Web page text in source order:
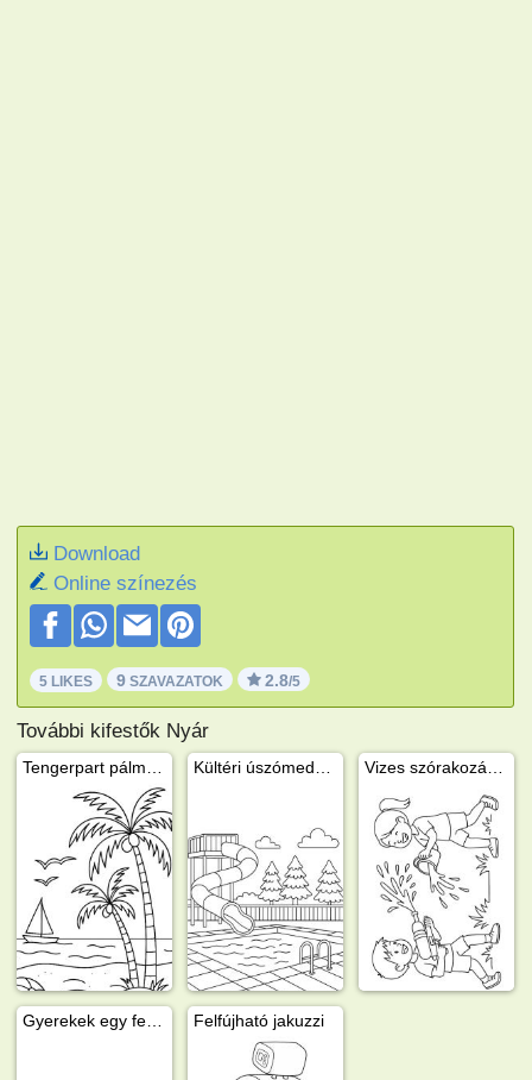
Download
Online színezés
5 LIKES 9 SZAVAZATOK 2.8/5
További kifestők Nyár
Felfújható jakuzzi